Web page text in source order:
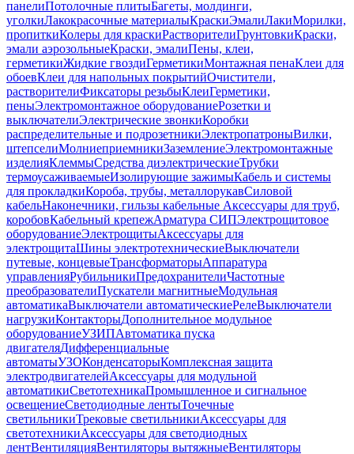
панелиПотолочные плитыБагеты, молдинги,
уголкиЛакокрасочные материалыКраскиЭмалиЛакиМорилки,
пропиткиКолеры для краскиРастворителиГрунтовкиКраски,
эмали аэрозольныеКраски, эмалиПены, клеи,
герметикиЖидкие гвоздиГерметикиМонтажная пенаКлеи для
обоевКлеи для напольных покрытийОчистители,
растворителиФиксаторы резьбыКлеиГерметики,
пеныЭлектромонтажное оборудованиеРозетки и
выключателиЭлектрические звонкиКоробки
распределительные и подрозетникиЭлектропатроныВилки,
штепселиМолниеприемникиЗаземлениеЭлектромонтажные
изделияКлеммыСредства диэлектрическиеТрубки
термоусаживаемыеИзолирующие зажимыКабель и системы
для прокладкиКороба, трубы, металлорукавСиловой
кабельНаконечники, гильзы кабельные Аксессуары для труб,
коробовКабельный крепежАрматура СИПЭлектрощитовое
оборудованиеЭлектрощитыАксессуары для
электрощитаШины электротехническиеВыключатели
путевые, концевыеТрансформаторыАппаратура
управленияРубильникиПредохранителиЧастотные
преобразователиПускатели магнитныеМодульная
автоматикаВыключатели автоматическиеРелеВыключатели
нагрузкиКонтакторыДополнительное модульное
оборудованиеУЗИПАвтоматика пуска
двигателяДифференциальные
автоматыУЗОКонденсаторыКомплексная защита
электродвигателейАксессуары для модульной
автоматикиСветотехникаПромышленное и сигнальное
освещениеСветодиодные лентыТочечные
светильникиТрековые светильникиАксессуары для
светотехникиАксессуары для светодиодных
лентВентиляцияВентиляторы вытяжныеВентиляторы